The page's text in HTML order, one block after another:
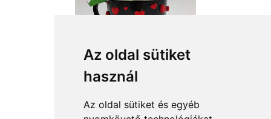
Az oldal sütiket
használ
Az oldal sütiket és egyéb
Szeretlek mindig!